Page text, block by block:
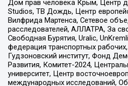
Дом прав человека Крым, Центр
Studios, ТВ Дождь, Центр
Вилфрида Мартенса, Сетевое
расследователей, АЛЛАТРА, За
Свободная Бурятия, Uralic,
федерация транспортных
Гудзоновский институт, Фонд
Развития, Комитет-2024,
университет, Центр
международных исследований,